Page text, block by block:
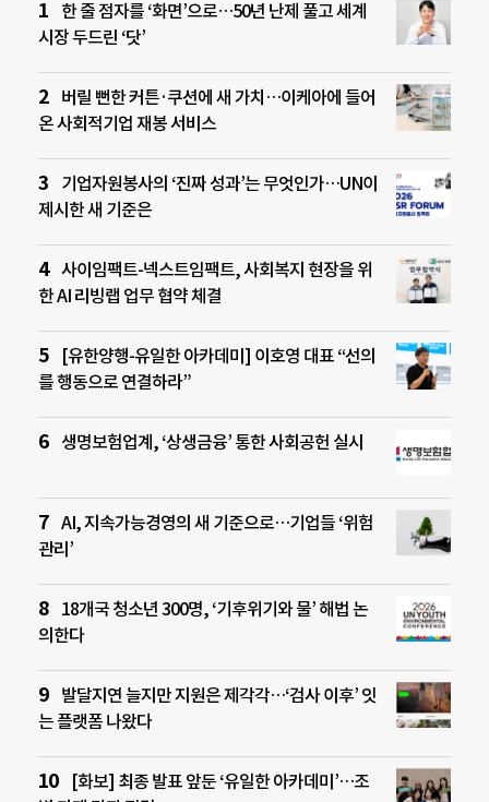
한 줄 점자를 ‘화면’으로…50년 난제 풀고 세계
시장 두드린 ‘닷’
버릴 뻔한 커튼·쿠션에 새 가치…이케아에 들어
온 사회적기업 재봉 서비스
기업자원봉사의 ‘진짜 성과’는 무엇인가…UN이
제시한 새 기준은
사이임팩트-넥스트임팩트, 사회복지 현장을 위
한 AI 리빙랩 업무 협약 체결
[유한양행-유일한 아카데미] 이호영 대표 “선의
를 행동으로 연결하라”
생명보험업계, ‘상생금융’ 통한 사회공헌 실시
AI, 지속가능경영의 새 기준으로…기업들 ‘위험
관리’
18개국 청소년 300명, ‘기후위기와 물’ 해법 논
의한다
발달지연 늘지만 지원은 제각각…‘검사 이후’ 잇
는 플랫폼 나왔다
[화보] 최종 발표 앞둔 ‘유일한 아카데미’…조